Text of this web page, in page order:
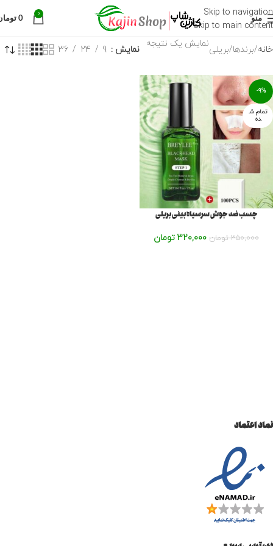
Skip to navigation
Skip to main content
منو
0
0
خانه برندها بریلی
نمایش یک نتیجه
نمایش 9
24
36
-9%
تمام ش
ده
چسب ضد جوش سرسیاه بینی بریلی
350,000 تومان 320,000 تومان
نماد اعتماد